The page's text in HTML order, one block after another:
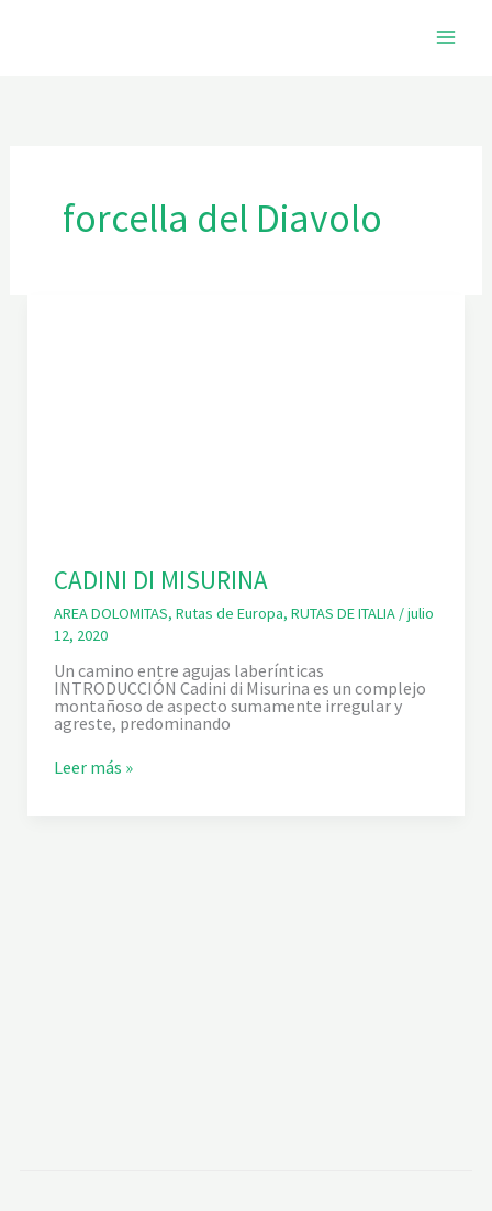
forcella del Diavolo
CADINI DI MISURINA
AREA DOLOMITAS, Rutas de Europa, RUTAS DE ITALIA/julio
12, 2020
Un camino entre agujas laberínticas
INTRODUCCIÓN Cadini di Misurina es un complejo
montañoso de aspecto sumamente irregular y
agreste, predominando
CLeer más »